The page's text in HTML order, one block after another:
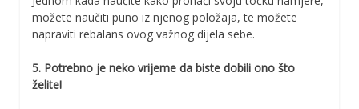
možete naučiti puno iz njenog položaja, te možete
napraviti rebalans ovog važnog dijela sebe.
5. Potrebno je neko vrijeme da biste dobili ono što
želite!